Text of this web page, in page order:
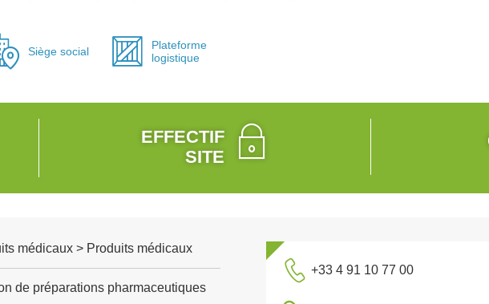
Siège social
Plateforme
logistique
EFFECTIF
SITE
médicaux > Produits médicaux
de préparations pharmaceutiques
+33 4 91 10 77 00